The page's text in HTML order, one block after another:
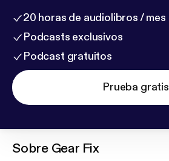
20 horas de audiolibros / mes
Podcasts exclusivos
Podcast gratuitos
Prueba gratis
Sobre Gear Fix